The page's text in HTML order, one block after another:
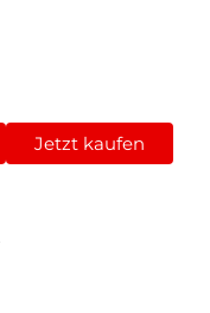
Jetzt kaufen